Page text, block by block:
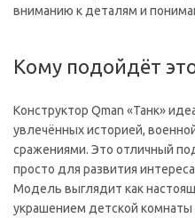
вниманию к деталям и
Кому подойдёт
Конструктор Qman «Танк»
увлечённых историей,
сражениями. Это отличный
просто для развития
Модель выглядит как
украшением детской комнаты